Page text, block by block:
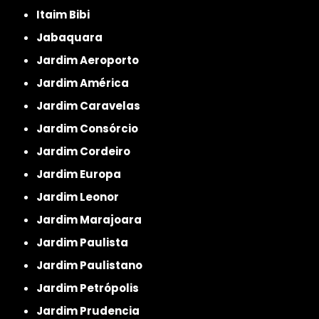
Itaim Bibi
Jabaquara
Jardim Aeroporto
Jardim América
Jardim Caravelas
Jardim Consórcio
Jardim Cordeiro
Jardim Europa
Jardim Leonor
Jardim Marajoara
Jardim Paulista
Jardim Paulistano
Jardim Petrópolis
Jardim Prudencia